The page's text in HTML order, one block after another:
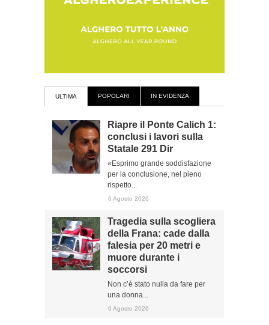
ULTIMA POPOLARI IN EVIDENZA
Riapre il Ponte Calich 1:
conclusi i lavori sulla
Statale 291 Dir
«Esprimo grande soddisfazione
per la conclusione, nel pieno
rispetto...
6 Agosto 2026
Tragedia sulla scogliera
della Frana: cade dalla
falesia per 20 metri e
muore durante i
soccorsi
Non c’è stato nulla da fare per
una donna...
6 Agosto 2026